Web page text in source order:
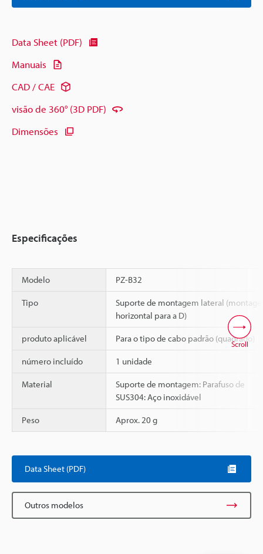
Data Sheet (PDF)
Manuais
CAD / CAE
visão de 360° (3D PDF)
Dimensões
Especificações
Modelo PZ-B32
Tipo
Suporte de montagem lateral
horizontal para a D)
produto aplicável Para o tipo de cabo padrão (quadrado)
número incluído 1 unidade
Material
Suporte de montagem: Parafuso de
SUS304: Aço inoxidável
Peso Aprox. 20 g
Scroll
Data Sheet (PDF)
Outros modelos